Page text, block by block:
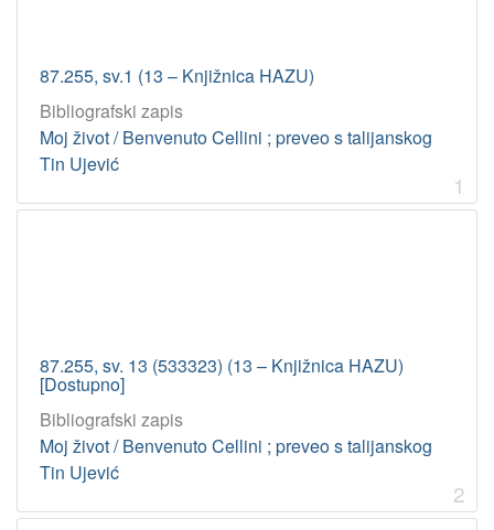
87.255, sv.1 (13 – Knjižnica HAZU)
Bibliografski zapis
Moj život / Benvenuto Cellini ; preveo s talijanskog
Tin Ujević
1
87.255, sv. 13 (533323) (13 – Knjižnica HAZU)
[Dostupno]
Bibliografski zapis
Moj život / Benvenuto Cellini ; preveo s talijanskog
Tin Ujević
2